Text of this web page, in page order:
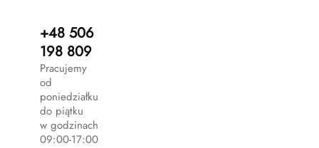
+48 506
198 809
Pracujemy
od
poniedziałku
do piątku
w godzinach
09:00-17:00